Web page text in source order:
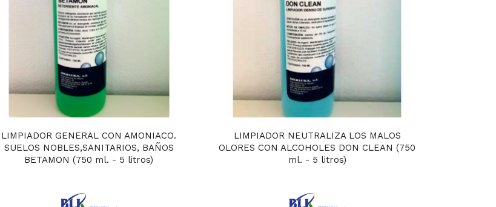
LIMPIADOR GENERAL CON AMONIACO.
SUELOS NOBLES,SANITARIOS, BAÑOS
BETAMON (750 ml. - 5 litros)
LIMPIADOR NEUTRALIZA LOS MALOS
OLORES CON ALCOHOLES DON CLEAN (750
ml. - 5 litros)